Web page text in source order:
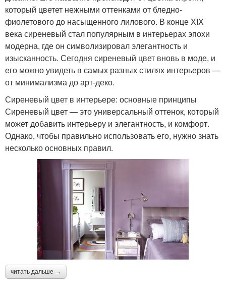
который цветет нежными оттенками от бледно-
фиолетового до насыщенного лилового. В конце XIX
века сиреневый стал популярным в интерьерах эпохи
модерна, где он символизировал элегантность и
изысканность. Сегодня сиреневый цвет вновь в моде, и
его можно увидеть в самых разных стилях интерьеров —
от минимализма до арт-деко.
Сиреневый цвет в интерьере: основные принципы
Сиреневый цвет — это универсальный оттенок, который
может добавить интерьеру и элегантность, и комфорт.
Однако, чтобы правильно использовать его, нужно знать
несколько основных правил.
читать дальше →